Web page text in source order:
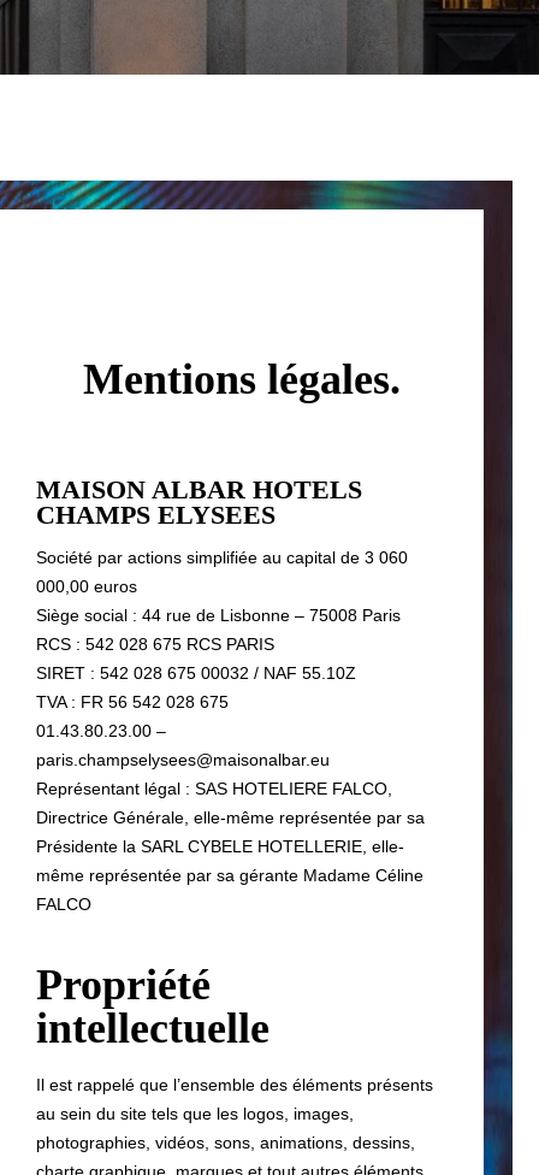
Mentions légales.
MAISON ALBAR HOTELS
CHAMPS ELYSEES
Société par actions simplifiée au capital de 3 060
000,00 euros
Siège social : 44 rue de Lisbonne – 75008 Paris
RCS : 542 028 675 RCS PARIS
SIRET : 542 028 675 00032 / NAF 55.10Z
TVA : FR 56 542 028 675
01.43.80.23.00 –
paris.champselysees@maisonalbar.eu
Représentant légal : SAS HOTELIERE FALCO,
Directrice Générale, elle-même représentée par sa
Présidente la SARL CYBELE HOTELLERIE, elle-
même représentée par sa gérante Madame Céline
FALCO
Propriété
intellectuelle
Il est rappelé que l’ensemble des éléments présents
au sein du site tels que les logos, images,
photographies, vidéos, sons, animations, dessins,